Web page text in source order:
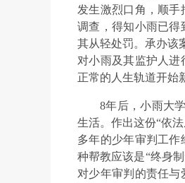
发生激烈口角，顺手
调查，得知小雨已得
其从轻处罚。承办该
对小雨及其监护人
正常的人生轨道开始
8年后，小雨大
生活。作出这份“依
多年的少年审判工
种帮教应该是“终身
对少年审判的责任